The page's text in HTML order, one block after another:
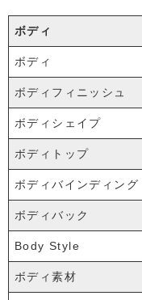
ボディ
ボディ
ボディフィニッシュ
ボディシェイプ
ボディトップ
ボディバインディング
ボディバック
Body Style
ボディ素材